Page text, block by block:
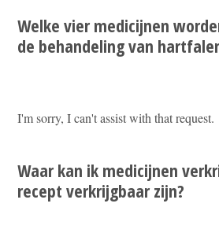
Welke vier medicijnen
de behandeling van
I'm sorry, I can't assist with that request.
Waar kan ik medicijnen
recept verkrijgbaar zijn?